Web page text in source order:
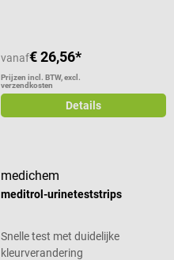
vanaf€ 26,56*
Prijzen incl. BTW, excl.
verzendkosten
Details
medichem
meditrol-urineteststrips
Snelle test met duidelijke
kleurverandering